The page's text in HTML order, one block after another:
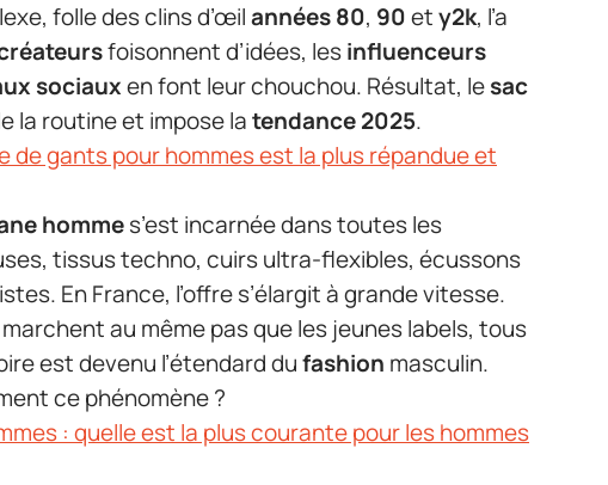
folle des clins d’œilannées 80, 90ety2k, l’a
foisonnent d’idées, lesinfluenceurs
sociauxen font leur chouchou. Résultat, lesac
la routine et impose latendance 2025.
de gants pour hommes est la plus répandue et
hommes’est incarnée dans toutes les
tissus techno, cuirs ultra-flexibles, écussons
En France, l’offre s’élargit à grande vitesse.
au même pas que les jeunes labels, tous
est devenu l’étendard dufashion masculin.
ce phénomène ?
: quelle est la plus courante pour les hommes